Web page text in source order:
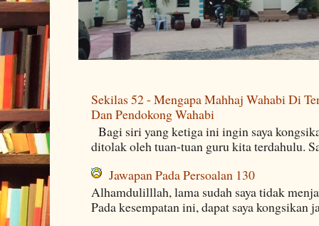
Sekilas 52 - Mengapa Mahhaj Wahabi Di
Dan Pendokong Wahabi
Bagi siri yang ketiga ini ingin saya
ditolak oleh tuan-tuan guru kita terdahulu.
Jawapan Pada Persoalan 130
Alhamdulilllah, lama sudah saya tidak
Pada kesempatan ini, dapat saya kongsikan